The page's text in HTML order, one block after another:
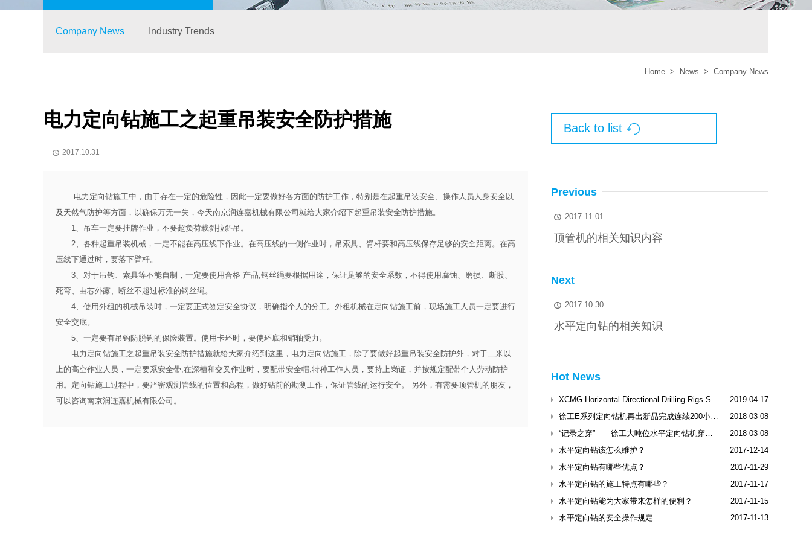
Company News Industry Trends
Home > News > Company News
电力定向钻施工之起重吊装安全防护措施
 2017.10.31
电力 定向钻施工中，由于存在一定的危险性，因此一定要做好各方面的防护工作，特别是在起重吊装安全、操作人员人身安全以
及天然气防护等方面，以确保万无一失，今天南京润连嘉机械有限公司就给大家介绍下起重吊装安全防护措施。
1、吊车一定要挂牌作业，不要超负荷载斜拉斜吊。
2、各种起重吊装机械，一定不能在高压线下作业。在高压线的一侧作业时，吊索具、臂杆要和高压线保存足够的安全距离。在高
压线下通过时，要落下臂杆。
3、对于吊钩、索具等不能自制，一定要使用合格 产品;钢丝绳要根据用途，保证足够的安全系数，不得使用腐蚀、磨损、断股、
死弯、由芯外露、断丝不超过标准的钢丝绳。
4、使用外租的机械吊装时，一定要正式签定安全协议，明确指个人的分工。外租机械在定向钻施工前，现场施工人员一定要进行
安全交底。
5、一定要有吊钩防脱钩的保险装置。使用卡环时，要使环底和销轴受力。
电力定向钻施工之起重吊装安全防护措施就给大家介绍到这里，电力定向钻施工，除了要做好起重吊装安全防护外，对于二米以
上的高空作业人员，一定要系安全带;在深槽和交叉作业时，要配带安全帽;特种工作人员，要持上岗证，并按规定配带个人劳动防护
用。定向钻施工过程中，要严密观测管线的位置和高程，做好钻前的勘测工作，保证管线的运行安全。 另外，有需要顶管机的朋友，
可以咨询南京润连嘉机械有限公司。
Back to list 
Previous
 2017.11.01
顶管机的相关知识内容
Next
 2017.10.30
水平定向钻的相关知识
Hot News
XCMG Horizontal Directional Drilling Rigs Shine Dubai International Trenchless Exhibitio
2019-04-17
徐工E系列定向钻机再出新品完成连续200小时工业性试验
2018-03-08
“记录之穿”——徐工大吨位水平定向钻机穿越松花江
2018-03-08
水平定向钻该怎么维护？
2017-12-14
水平定向钻有哪些优点？
2017-11-29
水平定向钻的施工特点有哪些？
2017-11-17
水平定向钻能为大家带来怎样的便利？
2017-11-15
水平定向钻的安全操作规定
2017-11-13